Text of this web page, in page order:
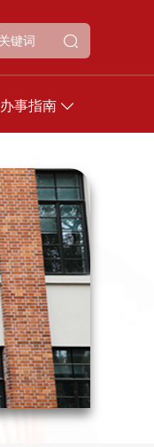
办事指南